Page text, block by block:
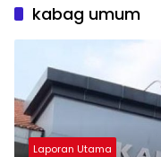
kabag umum
Laporan Utama